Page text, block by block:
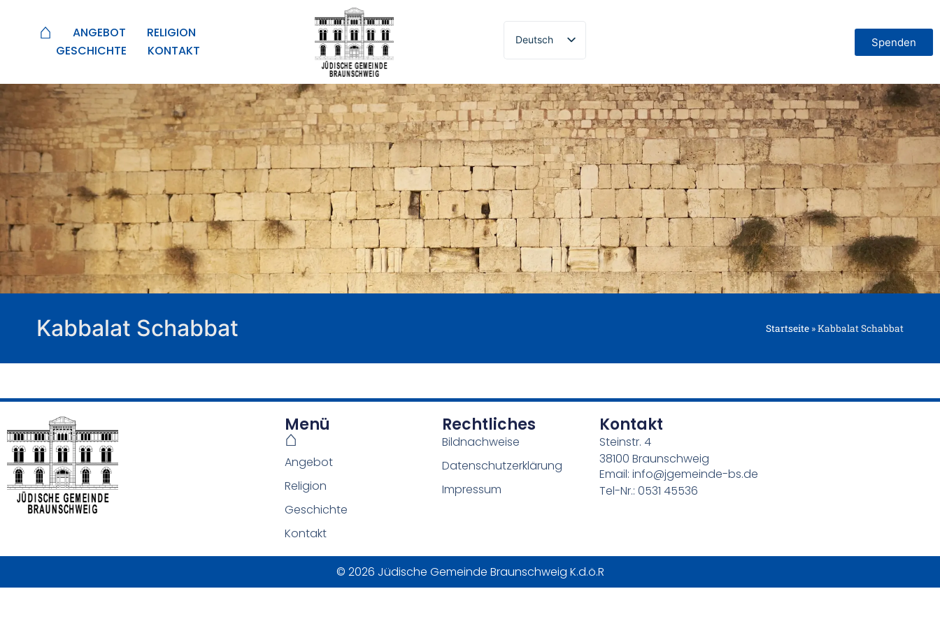
⌂ ANGEBOT
RELIGION
GESCHICHTE
KONTAKT
Deutsch
Русский
Spenden
Kabbalat Schabbat Startseite »Kabbalat Schabbat
Menü
⌂
Angebot
Religion
Geschichte
Kontakt
Rechtliches
Bildnachweise
Datenschutzerklärung
Impressum
Kontakt
Steinstr. 4
38100 Braunschweig
Email: info@jgemeinde-bs.de
Tel-Nr.: 0531 45536
© 2026 Jüdische Gemeinde Braunschweig K.d.ö.R